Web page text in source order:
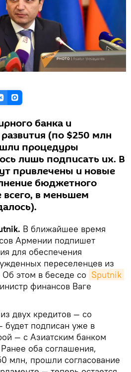
банка и
(по $250 млн
процедуры
лишь подписать их. В
привлечены и новые
бюджетного
в меньшем
В ближайшее время
Армении подпишет
для обеспечения
переселенцев из
этом в беседе со Sputnik
финансов Ваге
двух кредитов — со
подписан уже в
— с Азиатским банком
оба соглашения,
млн, прошли согласование